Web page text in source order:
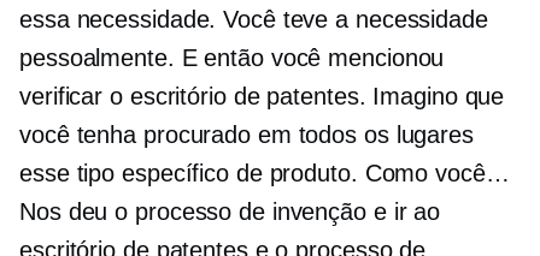
essa necessidade. Você teve a necessidade
pessoalmente. E então você mencionou
verificar o escritório de patentes. Imagino que
você tenha procurado em todos os lugares
esse tipo específico de produto. Como você…
Nos deu o processo de invenção e ir ao
escritório de patentes e o processo de